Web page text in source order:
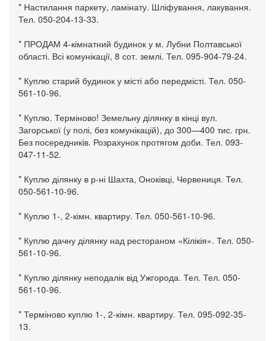
* Настилання паркету, ламінату. Шліфування, лакування.
Тел. 050-204-13-33.
* ПРОДАМ 4-кімнатний будинок у м. Лубни Полтавської
області. Всі комунікації, 8 сот. землі. Тел. 095-904-79-24.
* Куплю старий будинок у місті або передмісті. Тел. 050-
561-10-96.
* Куплю. Терміново! Земельну ділянку в кінці вул.
Загорської (у полі, без комунікацій), до 300—400 тис. грн.
Без посередників. Розрахунок протягом доби. Тел. 093-
047-11-52.
* Куплю ділянку в р-ні Шахта, Оноківці, Червениця. Тел.
050-561-10-96.
* Куплю 1-, 2-кімн. квартиру. Тел. 050-561-10-96.
* Куплю дачну ділянку над рестораном «Кілікія». Тел. 050-
561-10-96.
* Куплю ділянку неподалік від Ужгорода. Тел. Тел. 050-
561-10-96.
* Терміново куплю 1-, 2-кімн. квартиру. Тел. 095-092-35-
13.